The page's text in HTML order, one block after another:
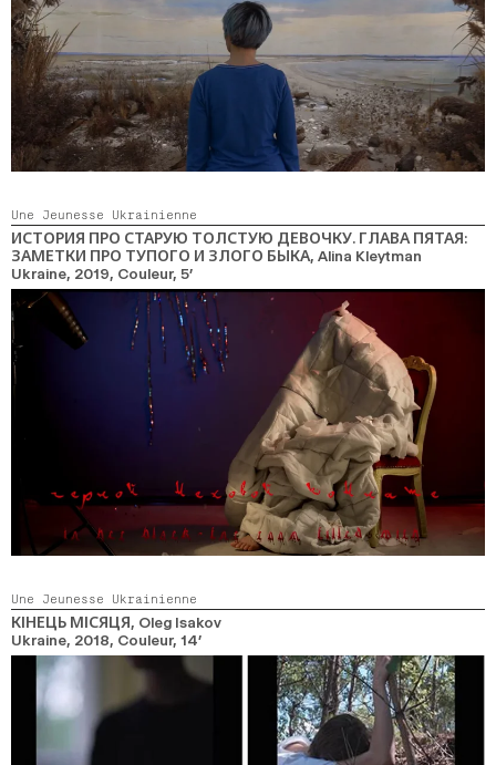
Une Jeunesse Ukrainienne
ИСТОРИЯ ПРО СТАРУЮ ТОЛСТУЮ ДЕВОЧКУ. ГЛАВА ПЯТАЯ:
ЗАМЕТКИ ПРО ТУПОГО И ЗЛОГО БЫКА, Alina Kleytman
Ukraine, 2019, Couleur, 5’
Une Jeunesse Ukrainienne
КІНЕЦЬ МІСЯЦЯ, Oleg Isakov
Ukraine, 2018, Couleur, 14’